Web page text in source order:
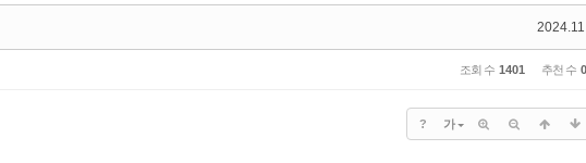
조회 수 1401 추천 수 0
? 가